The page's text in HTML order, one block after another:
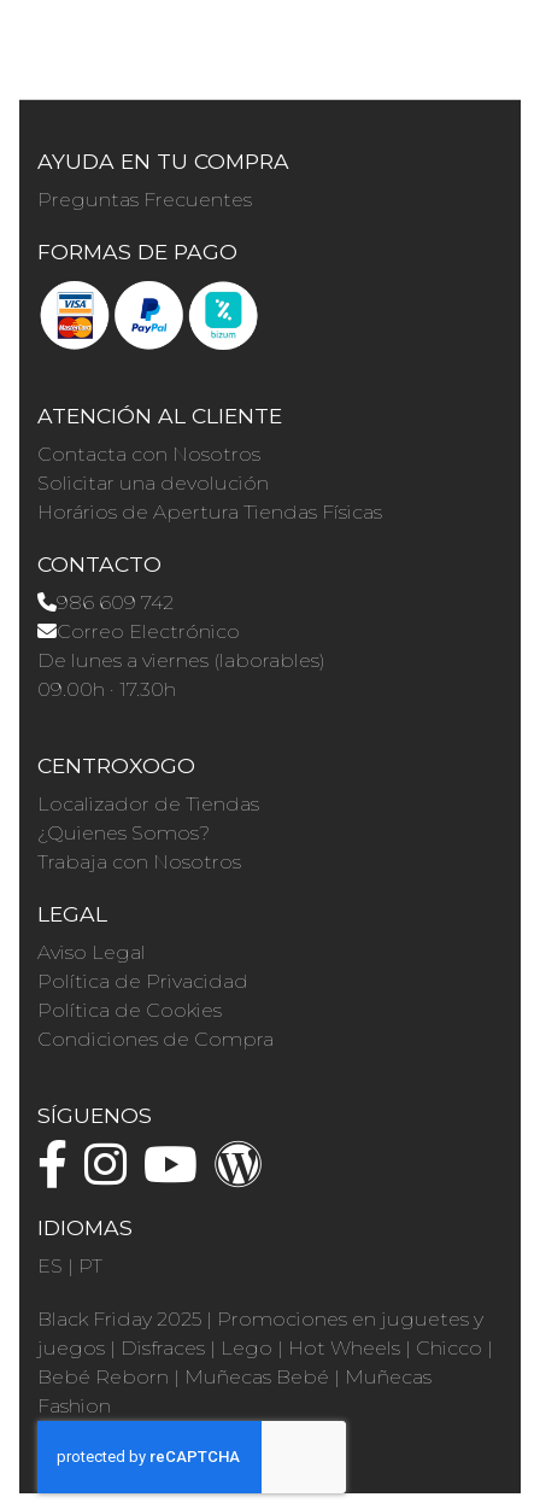
AYUDA EN TU COMPRA
Preguntas Frecuentes
FORMAS DE PAGO
ATENCIÓN AL CLIENTE
Contacta con Nosotros
Solicitar una devolución
Horários de Apertura Tiendas Físicas
CONTACTO
986 609 742
Correo Electrónico
De lunes a viernes (laborables)
09.00h · 17.30h
CENTROXOGO
Localizador de Tiendas
¿Quienes Somos?
Trabaja con Nosotros
LEGAL
Aviso Legal
Política de Privacidad
Política de Cookies
Condiciones de Compra
SÍGUENOS
IDIOMAS
ES | PT
Black Friday 2025 | Promociones en juguetes y
juegos | Disfraces | Lego | Hot Wheels | Chicco |
Bebé Reborn | Muñecas Bebé | Muñecas
Fashion